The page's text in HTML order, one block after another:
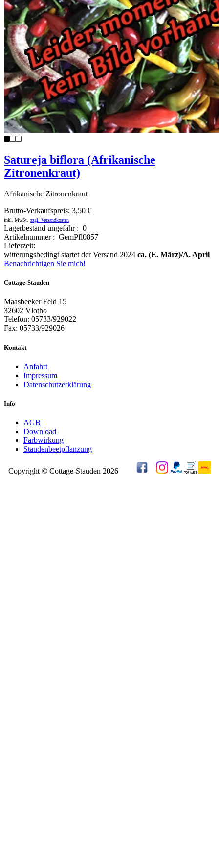
Satureja biflora (Afrikanische
Zitronenkraut)
Afrikanische Zitronenkraut
Brutto-Verkaufspreis: 3,50 €
inkl. MwSt. zzgl. Versandkosten
Lagerbestand ungefähr : 0
Artikelnummer : GemPfl0857
Lieferzeit:
witterungsbedingt startet der Versand 2024 ca. (E. März)/A. April
Benachrichtigen Sie mich!
Cottage-Stauden
Maasbeeker Feld 15
32602 Vlotho
Telefon: 05733/929022
Fax: 05733/929026
Kontakt
Anfahrt
Impressum
Datenschutzerklärung
Info
AGB
Download
Farbwirkung
Staudenbeetpflanzung
Copyright © Cottage-Stauden 2026